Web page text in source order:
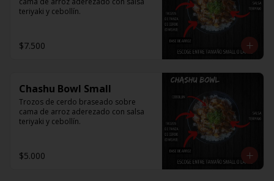
teriyaki y cebollín.
$7.500
Chashu Bowl Small
Trozos de cerdo braseado sobre
cama de arroz aderezado con salsa
teriyaki y cebollín.
$5.000